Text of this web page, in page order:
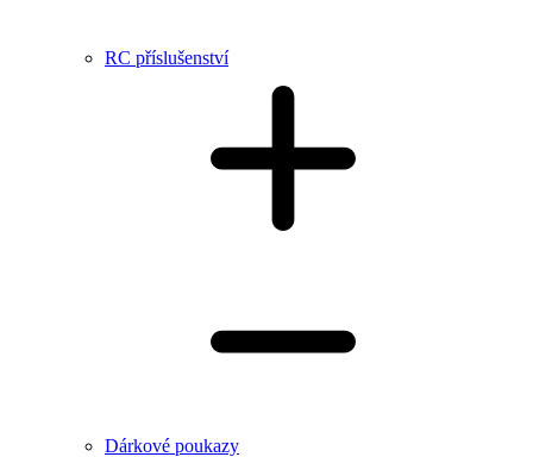
RC příslušenství
Dárkové poukazy